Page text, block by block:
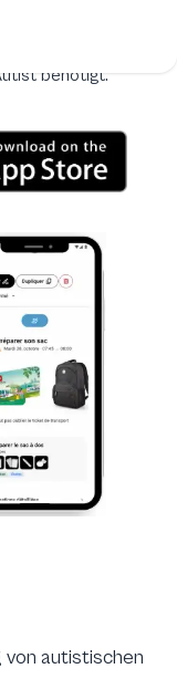
Tablets
visuelle Planung:
benötigt.
von autistischen